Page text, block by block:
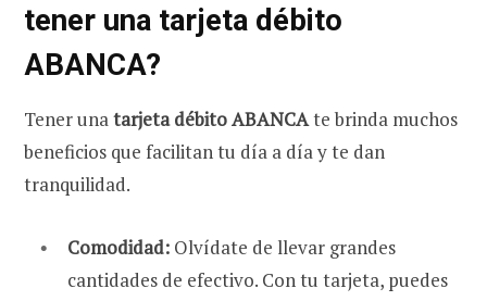
tener una tarjeta débito
ABANCA?
Tener unatarjeta débito ABANCAte brinda muchos
beneficios que facilitan tu día a día y te dan
tranquilidad.
Comodidad: Olvídate de llevar grandes
cantidades de efectivo. Con tu tarjeta, puedes